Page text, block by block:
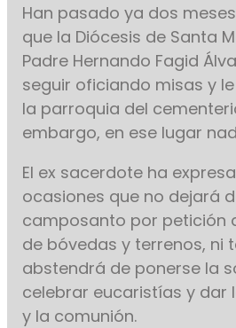
Han pasado ya dos
que la Diócesis de Santa
Padre Hernando Fagid
seguir oficiando misas y
la parroquia del
embargo, en ese lugar
El ex sacerdote ha
ocasiones que no dejará
camposanto por petición
de bóvedas y terrenos, ni
abstendrá de ponerse la
celebrar eucaristías y dar
y la comunión.